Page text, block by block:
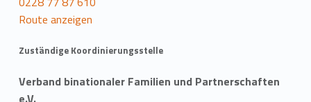
Route anzeigen
Zuständige Koordinierungsstelle
Verband binationaler Familien und Partnerschaften
e.V.